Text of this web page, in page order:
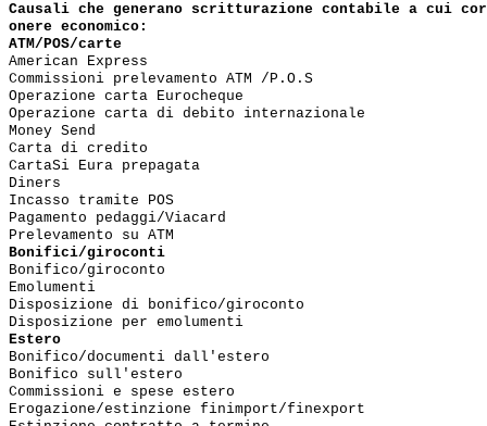
Causali che generano scritturazione contabile a cui
onere economico:
ATM/POS/carte
American Express
Commissioni prelevamento ATM /P.O.S
Operazione carta Eurocheque
Operazione carta di debito internazionale
Money Send
Carta di credito
CartaSi Eura prepagata
Diners
Incasso tramite POS
Pagamento pedaggi/Viacard
Prelevamento su ATM
Bonifici/giroconti
Bonifico/giroconto
Emolumenti
Disposizione di bonifico/giroconto
Disposizione per emolumenti
Estero
Bonifico/documenti dall'estero
Bonifico sull'estero
Commissioni e spese estero
Erogazione/estinzione finimport/finexport